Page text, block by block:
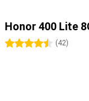
Honor 400 Lite
4.5 étoiles
(42)